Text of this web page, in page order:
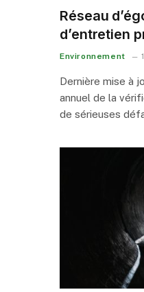
Réseau
d’entretien
Environnement
Dernière mise à
annuel de la
de sérieuses